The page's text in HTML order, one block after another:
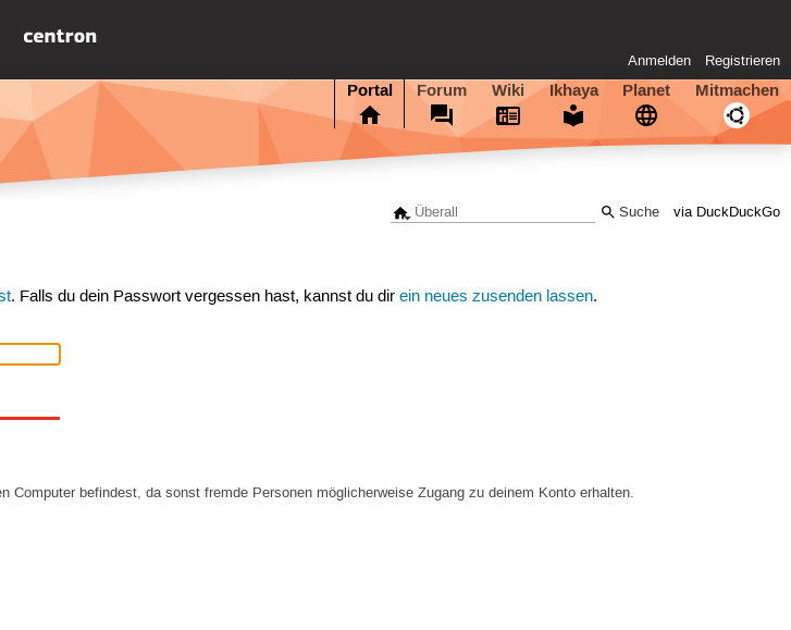
Anmelden Registrieren
Portal Forum Wiki Ikhaya Planet Mitmachen
via DuckDuckGo
. Falls du dein Passwort vergessen hast, kannst du direin neues zusenden lassen.
befindest, da sonst fremde Personen möglicherweise Zugang zu deinem Konto erhalten.